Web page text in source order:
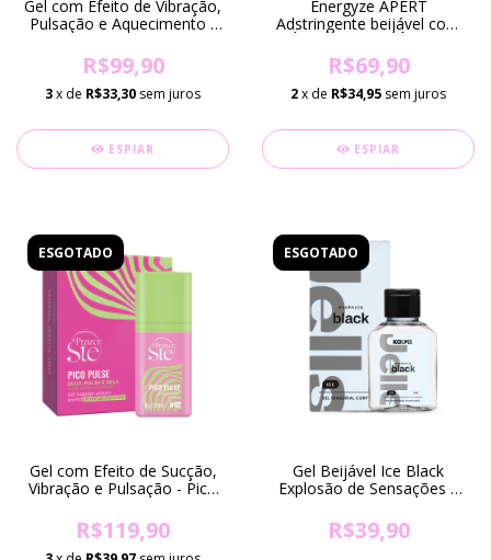
Gel com Efeito de Vibração,
Pulsação e Aquecimento -
17ml
R$99,90
3x de R$33,30 sem juros
ESPIAR
Energyze APERT
Adstringente beijável com
R$69,90
2x de R$34,95 sem juros
ESPIAR
ESGOTADO
Gel com Efeito de Sucção,
Vibração e Pulsação - Pico
R$119,90
ESGOTADO
Gel Beijável Ice Black
Explosão de Sensações e
(DISPONÍVEL SOMENTE EM
FORTALEZA-CE)
R$39,90